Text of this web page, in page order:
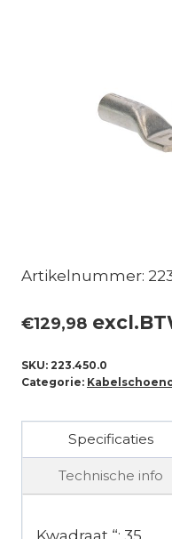
Artikelnummer:
€129,98
SKU: 223.450.0
Categorie:
Specificaties
Technische info